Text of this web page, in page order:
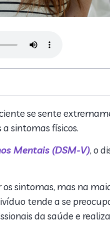
se sente
sintomas físicos.
Mentais (DSM-V), o
sintomas, mas na
tende a se
da saúde e